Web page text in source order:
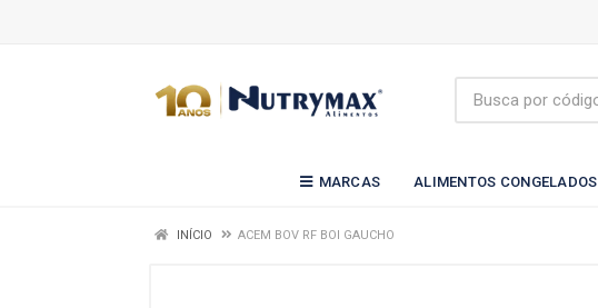
MARCAS ALIMENTOS CONGELADOS
INÍCIO ACEM BOV RF BOI GAUCHO